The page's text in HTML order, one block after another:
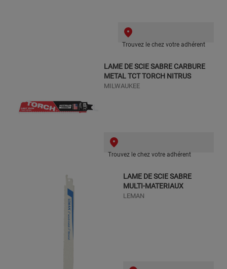
Trouvez le chez votre adhérent
LAME DE SCIE SABRE CARBURE
METAL TCT TORCH NITRUS
MILWAUKEE
Trouvez le chez votre adhérent
LAME DE SCIE SABRE
MULTI-MATERIAUX
LEMAN